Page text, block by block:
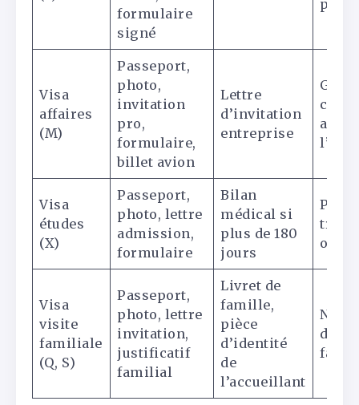
formulaire
signé
par
Visa
affaires
(M)
Passeport,
photo,
invitation
pro,
formulaire,
billet avion
Lettre
d’invitation
entreprise
avec
Visa
études
(X)
Passeport,
photo, lettre
admission,
formulaire
Bilan
médical si
plus de 180
jours
Visa
visite
familiale
(Q, S)
Passeport,
photo, lettre
invitation,
justificatif
familial
Livret de
famille,
pièce
d’identité
de
l’accueillant